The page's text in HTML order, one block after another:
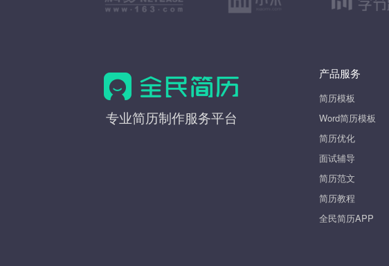
全
专业简历制作服务平台
产品服务
简历模板
Word简历模板
简历优化
面试辅导
简历范文
简历教程
全民简历APP